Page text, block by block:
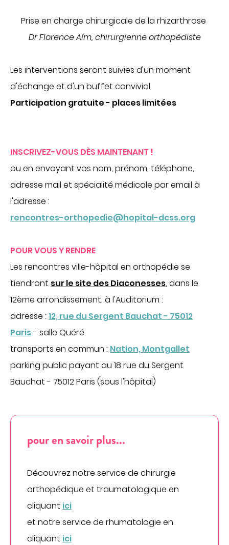
Demandes presse
Découvrir Hospidon
Les projets
CENTRES D'EXPERTISE
Cancérologie
Infections ostéo-articulaires
Maladies auto-immunes rares
Maladies lysosomales
DANS LES PALMARÈS
PARCOURS DE SOINS COORDONNÉS
Cancérologie
Endométriose
Incontinence et prolapsus
Infertilité
Obésité
SOINS PAR ZONE DU CORPS
Appareil digestif
Gynécologie
Prise en charge chirurgicale de la rhizarthrose
Dr Florence Aïm, chirurgienne orthopédiste
Les interventions seront suivies d'un moment
d'échange et d'un buffet convivial.
Participation gratuite - places limitées
INSCRIVEZ-VOUS DÈS MAINTENANT !
ou en envoyant vos nom, prénom, téléphone,
adresse mail et spécialité médicale par email à
l'adresse :
rencontres-orthopedie@hopital-dcss.org
POUR VOUS Y RENDRE
Les rencontres ville-hôpital en orthopédie se
tiendront sur le site des Diaconesses, dans le
12ème arrondissement, à l'Auditorium :
adresse : 12, rue du Sergent Bauchat - 75012
Paris- salle Quéré
transports en commun : Nation, Montgallet
parking public payant au 18 rue du Sergent
Bauchat - 75012 Paris (sous l'hôpital)
pour en savoir plus...
Découvrez notre service de chirurgie
orthopédique et traumatologique en
cliquant ici
et notre service de rhumatologie en
cliquant ici